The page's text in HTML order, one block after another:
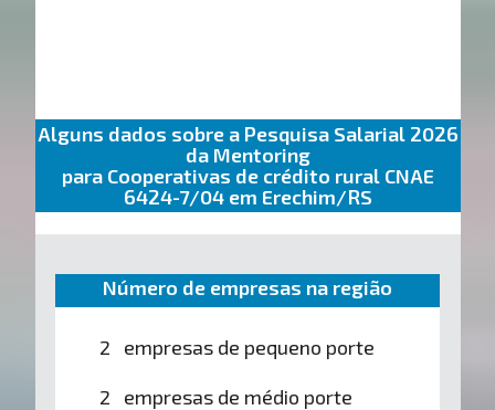
Alguns dados sobre a Pesquisa Salarial 2026
da Mentoring
para Cooperativas de crédito rural CNAE
6424-7/04 em Erechim/RS
Número de empresas na região
2 empresas de pequeno porte
2 empresas de médio porte